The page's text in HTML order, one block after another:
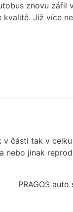
znovu zářil
kvalitě. Již více
v části tak v
nebo jinak
PRAGOS